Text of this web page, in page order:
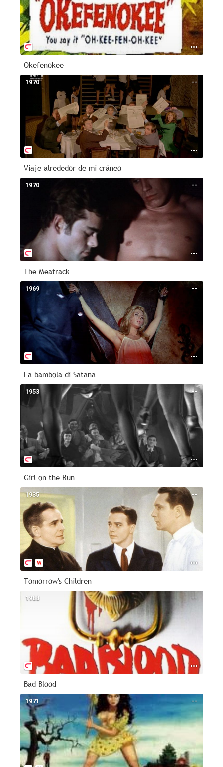
Okefenokee
--
1970
Viaje alrededor de mi cráneo
--
1970
The Meatrack
--
1969
La bambola di Satana
--
1953
Girl on the Run
--
1935
Tomorrow's Children
--
1988
Bad Blood
--
1971